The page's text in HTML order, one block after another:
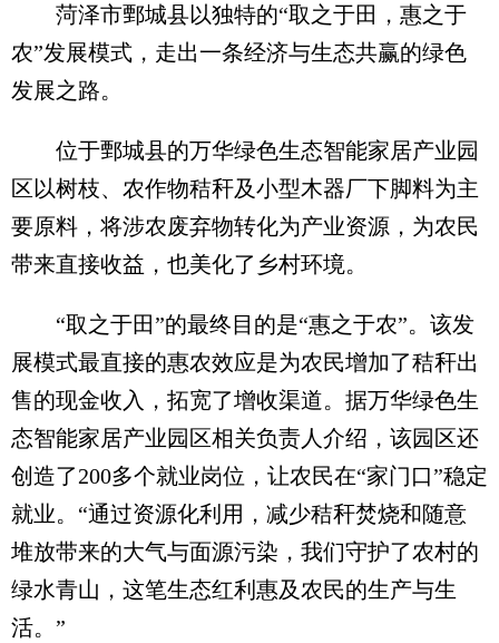
菏泽市鄄城县以独特的“取之于田，惠之于
农”发展模式，走出一条经济与生态共赢的绿色
发展之路。
位于鄄城县的万华绿色生态智能家居产业园
区以树枝、农作物秸秆及小型木器厂下脚料为主
要原料，将涉农废弃物转化为产业资源，为农民
带来直接收益，也美化了乡村环境。
“取之于田”的最终目的是“惠之于农”。该发
展模式最直接的惠农效应是为农民增加了秸秆出
售的现金收入，拓宽了增收渠道。据万华绿色生
态智能家居产业园区相关负责人介绍，该园区还
创造了200多个就业岗位，让农民在“家门口”稳定
就业。“通过资源化利用，减少秸秆焚烧和随意
堆放带来的大气与面源污染，我们守护了农村的
绿水青山，这笔生态红利惠及农民的生产与生
活。”